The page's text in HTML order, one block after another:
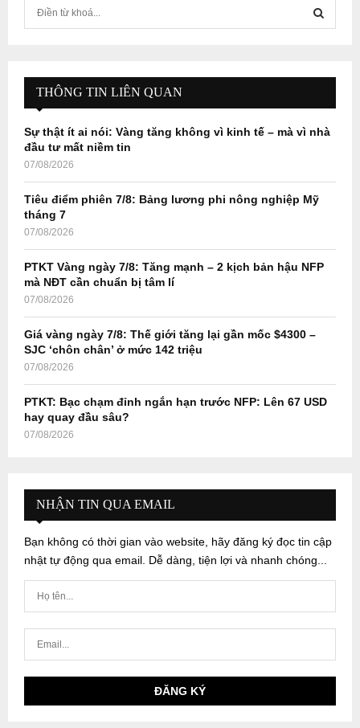
f
r
E
A
H
THÔNG TIN LIÊN QUAN
Sự thật ít ai nói: Vàng tăng không vì kinh tế – mà vì nhà
đầu tư mất niềm tin
07/08/2026
Tiêu điểm phiên 7/8: Bảng lương phi nông nghiệp Mỹ
tháng 7
07/08/2026
PTKT Vàng ngày 7/8: Tăng mạnh – 2 kịch bản hậu NFP
mà NĐT cần chuẩn bị tâm lí
07/08/2026
Giá vàng ngày 7/8: Thế giới tăng lại gần mốc $4300 –
SJC ‘chôn chân’ ở mức 142 triệu
07/08/2026
PTKT: Bạc chạm đỉnh ngắn hạn trước NFP: Lên 67 USD
hay quay đầu sâu?
07/08/2026
NHẬN TIN QUA EMAIL
Bạn không có thời gian vào website, hãy đăng ký đọc tin cập
nhật tự động qua email. Dễ dàng, tiện lợi và nhanh chóng...